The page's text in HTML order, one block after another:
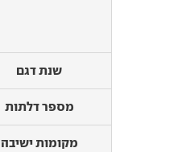
שנת דגם
מספר דלתות
מקומות ישיבה
שנת דגם
מספר דלתות
מקומות ישיבה